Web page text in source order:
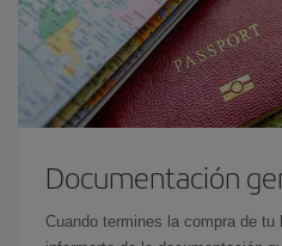
Documentación
Cuando termines la compra de tu